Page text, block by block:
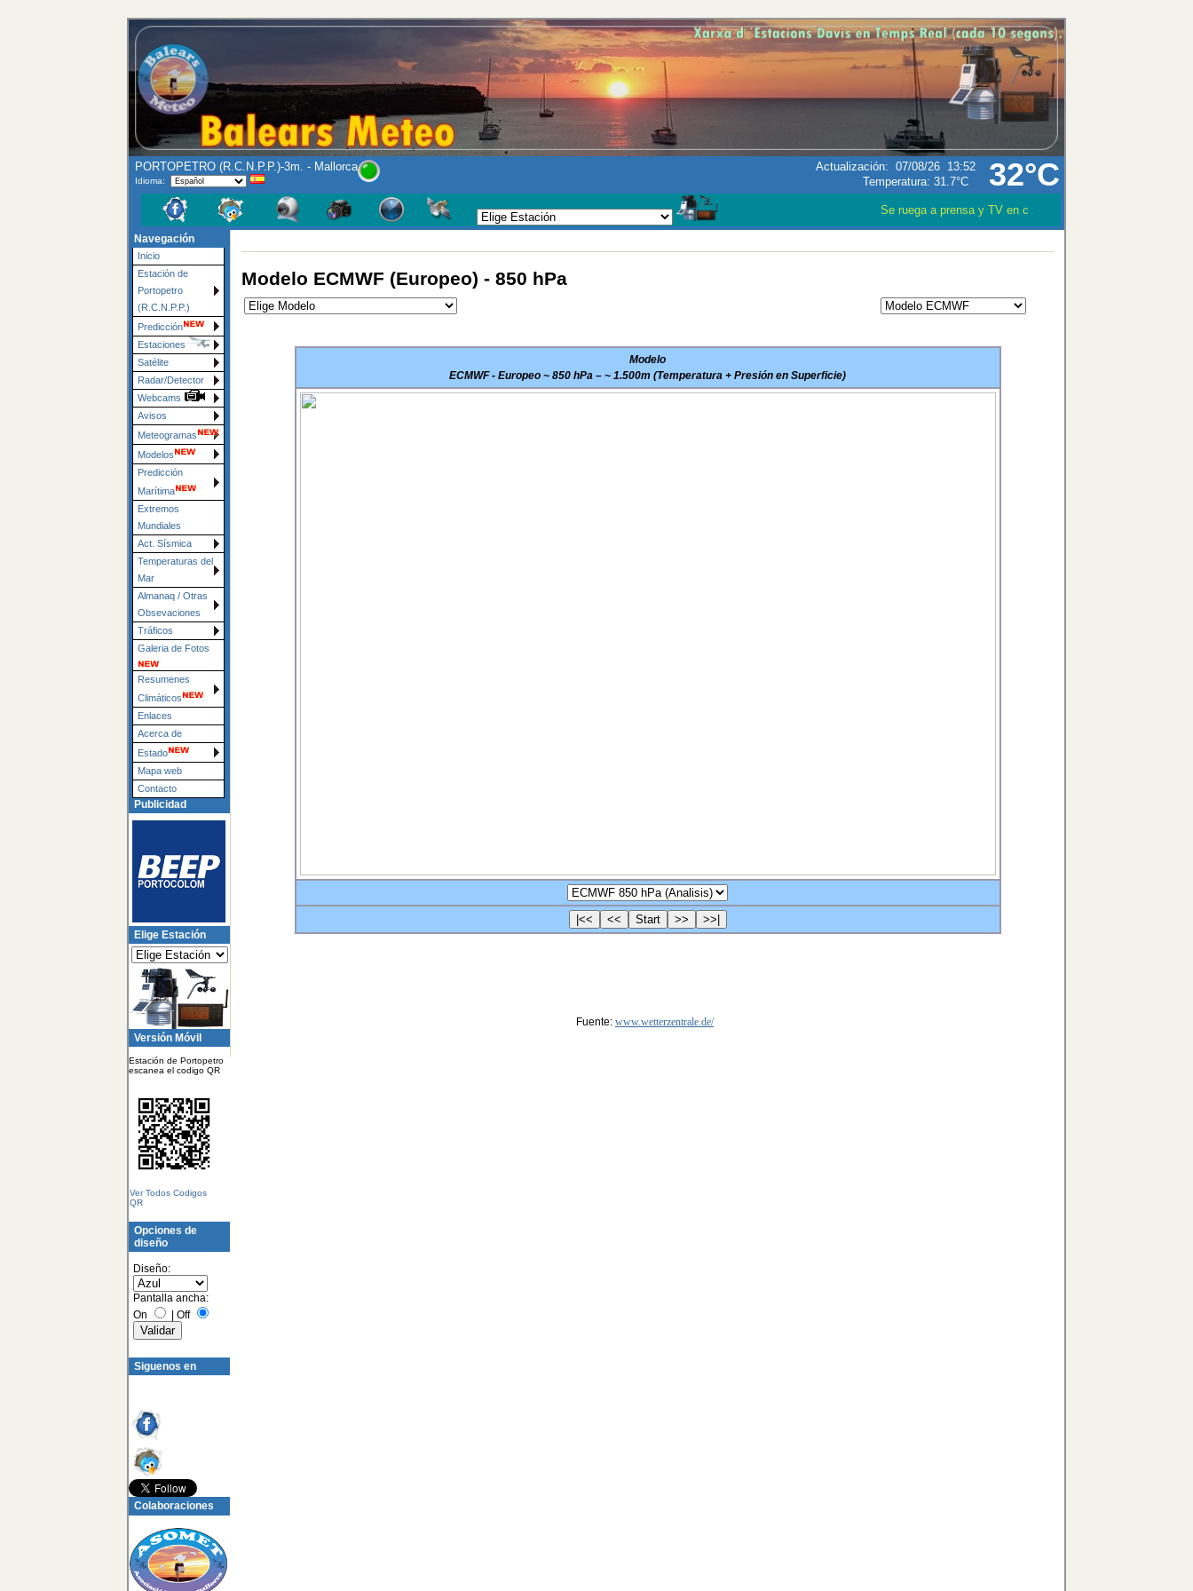
32°C
PORTOPETRO (R.C.N.P.P.)-3m. - Mallorca
Idioma:
Actualización: 07/08/26 13:52
Temperatura: 31.7°C
Se ruega a prensa y TV en caso que utilizen los datos
Navegación
Inicio
Estación de
Portopetro
(R.C.N.P.P.)
Predicción
Estaciones
Satélite
Radar/Detector
Webcams
Avisos
Meteogramas
Modelos
Predicción
Marítima
Extremos
Mundiales
Act. Sísmica
Temperaturas del
Mar
Almanaq / Otras
Obsevaciones
Tráficos
Galeria de Fotos
Resumenes
Climáticos
Enlaces
Acerca de
Estado
Mapa web
Contacto
Publicidad
Elige Estación
Versión Móvil
Estación de Portopetro
escanea el codigo QR
Ver Todos Codigos
QR
Opciones de
diseño
Diseño:
Pantalla ancha:
On
Off
Siguenos en
Colaboraciones
Modelo ECMWF (Europeo) - 850 hPa
Modelo
ECMWF - Europeo ~ 850 hPa – ~ 1.500m (Temperatura + Presión en Superficie)
Fuente: www.wetterzentrale.de/